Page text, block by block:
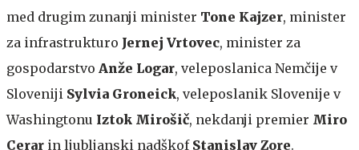
med drugim zunanji minister Tone Kajzer, minister
za infrastrukturo Jernej Vrtovec, minister za
gospodarstvo Anže Logar, veleposlanica Nemčije v
Sloveniji Sylvia Groneick, veleposlanik Slovenije v
Washingtonu Iztok Mirošič, nekdanji premier Miro
Cerar in ljubljanski nadškof Stanislav Zore.